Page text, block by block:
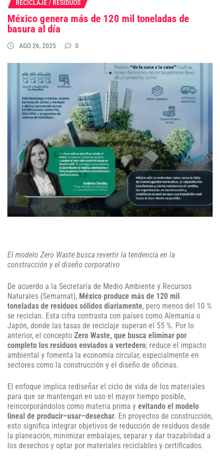
RECICLAJE / RESIDUOS
México genera más de 120 mil toneladas de
basura al día
AGO 26, 2025 0
El modelo Zero Waste busca revertir la tendencia en la
construcción y el diseño corporativo
De acuerdo a la Secretaría de Medio Ambiente y Recursos
Naturales (Semarnat), México produce más de 120 mil
toneladas de residuos sólidos diariamente, pero menos del 10 %
se reciclan. Esta cifra contrasta con países como Alemania o
Japón, donde las tasas de reciclaje superan el 55 %. Por lo
anterior, el concepto Zero Waste, que busca eliminar por
completo los residuos enviados a vertedero; reduce el impacto
ambiental y fomenta la economía circular, especialmente en
sectores como la construcción y el diseño de oficinas.
El enfoque implica rediseñar el ciclo de vida de los materiales
para que se mantengan en uso el mayor tiempo posible,
reincorporándolos como materia prima y evitando el modelo
lineal de producir–usar–desechar. En proyectos de construcción,
esto significa integrar objetivos de reducción de residuos desde
la planeación, minimizar embalajes, separar y dar trazabilidad a
los desechos y optar por materiales reciclables y certificados.